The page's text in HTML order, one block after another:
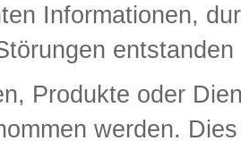
Informationen,
Produkte oder
werden.